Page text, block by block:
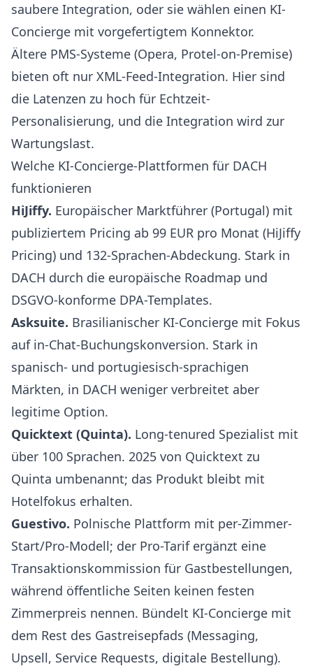
saubere Integration, oder sie wählen einen KI-
Concierge mit vorgefertigtem Konnektor.
Ältere PMS-Systeme (Opera, Protel-on-Premise)
bieten oft nur XML-Feed-Integration. Hier sind
die Latenzen zu hoch für Echtzeit-
Personalisierung, und die Integration wird zur
Wartungslast.
Welche KI-Concierge-Plattformen für DACH
funktionieren
HiJiffy. Europäischer Marktführer (Portugal) mit
publiziertem Pricing ab 99 EUR pro Monat (HiJiffy
Pricing) und 132-Sprachen-Abdeckung. Stark in
DACH durch die europäische Roadmap und
DSGVO-konforme DPA-Templates.
Asksuite. Brasilianischer KI-Concierge mit Fokus
auf in-Chat-Buchungskonversion. Stark in
spanisch- und portugiesisch-sprachigen
Märkten, in DACH weniger verbreitet aber
legitime Option.
Quicktext (Quinta). Long-tenured Spezialist mit
über 100 Sprachen. 2025 von Quicktext zu
Quinta umbenannt; das Produkt bleibt mit
Hotelfokus erhalten.
Guestivo. Polnische Plattform mit per-Zimmer-
Start/Pro-Modell; der Pro-Tarif ergänzt eine
Transaktionskommission für Gastbestellungen,
während öffentliche Seiten keinen festen
Zimmerpreis nennen. Bündelt KI-Concierge mit
dem Rest des Gastreisepfads (Messaging,
Upsell, Service Requests, digitale Bestellung).